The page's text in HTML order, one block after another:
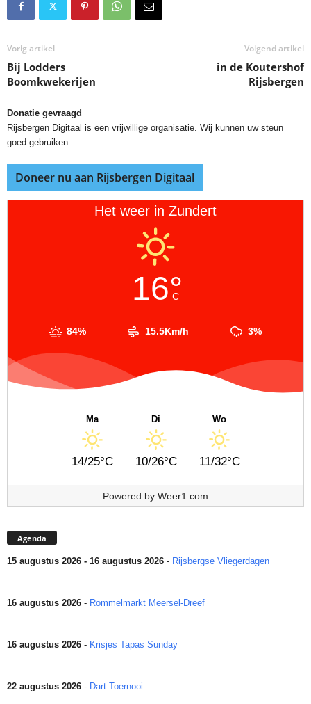
Vorig artikel
Bij Lodders
Boomkwekerijen
Volgend artikel
in de Koutershof
Rijsbergen
Donatie gevraagd
Rijsbergen Digitaal is een vrijwillige organisatie. Wij kunnen uw steun
goed gebruiken.
Doneer nu aan Rijsbergen Digitaal
Het weer in Zundert
16°
C
84% 15.5Km/h 3%
Ma
14/25°C
Di
10/26°C
Wo
11/32°C
Powered by Weer1.com
Agenda
15 augustus 2026 - 16 augustus 2026 - Rijsbergse Vliegerdagen
16 augustus 2026 - Rommelmarkt Meersel-Dreef
16 augustus 2026 - Krisjes Tapas Sunday
22 augustus 2026 - Dart Toernooi